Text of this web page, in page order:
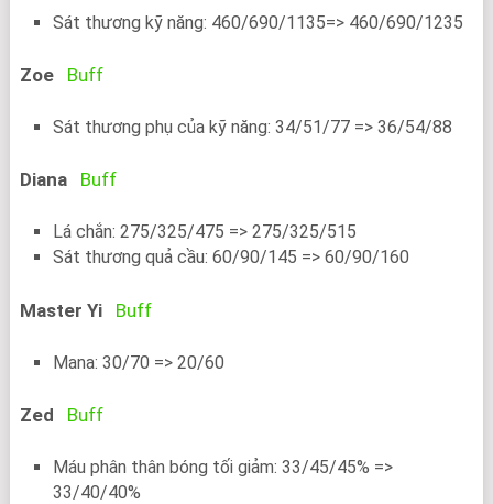
Sát thương kỹ năng: 460/690/1135=> 460/690/1235
Zoe Buff
Sát thương phụ của kỹ năng: 34/51/77 => 36/54/88
Diana Buff
Lá chắn: 275/325/475 => 275/325/515
Sát thương quả cầu: 60/90/145 => 60/90/160
Master Yi Buff
Mana: 30/70 => 20/60
Zed Buff
Máu phân thân bóng tối giảm: 33/45/45% =>
33/40/40%